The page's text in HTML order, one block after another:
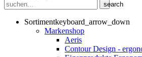
search
Sortimentkeyboard_arrow_down
Markenshop
Aeris
Contour Design -